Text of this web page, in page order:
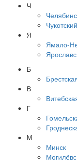
Ч
Я
Ямало-
Б
В
Г
М
Минск